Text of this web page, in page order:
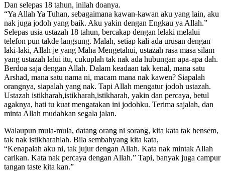
Dan selepas 18 tahun, inilah doanya.
“Ya Allah Ya Tuhan, sebagaimana kawan-kawan aku yang lain, aku
nak juga jodoh yang baik. Aku yakin dengan Engkau ya Allah.”
Selepas usia ustazah 18 tahun, bercakap dengan lelaki melalui
telefon pun takde langsung. Malah, setiap kali ada urusan dengan
laki-laki, Allah je yang Maha Mengetahui, ustazah rasa masa silam
yang ustazah lalui itu, cukuplah tak nak ada hubungan apa-apa dah.
Berdoa saja dengan Allah. Dalam keadaan tak kenal, mana satu
Arshad, mana satu nama ni, macam mana nak kawen? Siapalah
orangnya, siapalah yang nak. Tapi Allah mengatur jodoh ustazah.
Ustazah istikharah,istikharah,istikharah, yakin dan percaya, betul
agaknya, hati tu kuat mengatakan ini jodohku. Terima sajalah, dan
minta Allah mudahkan segala jalan.
Walaupun mula-mula, datang orang ni sorang, kita kata tak hensem,
tak nak istikharahlah. Bila sembahyang kita kata,
“Kenapalah aku ni, tak jujur dengan Allah. Kata nak mintak Allah
carikan. Kata nak percaya dengan Allah.” Tapi, banyak juga campur
tangan taste kita kan.”